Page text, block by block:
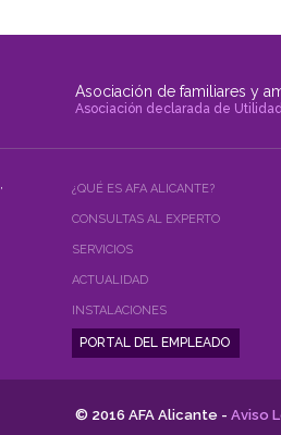
Asociación de familiares y
Asociación declarada de Utilidad
¿QUÉ ES AFA ALICANTE?
CONSULTAS AL EXPERTO
SERVICIOS
ACTUALIDAD
INSTALACIONES
© 2016 AFA Alicante - Aviso